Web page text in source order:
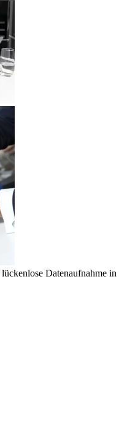
Datenaufnahme in